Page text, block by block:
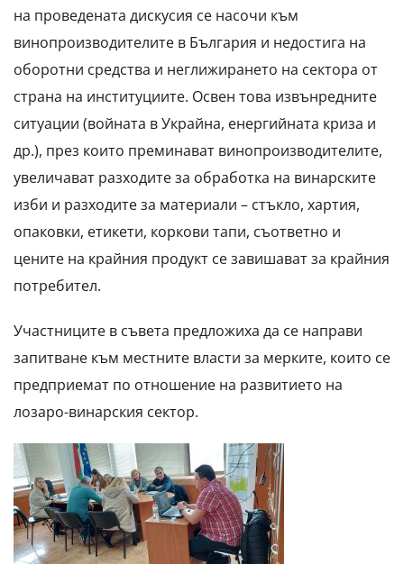
на проведената дискусия се насочи към
винопроизводителите в България и недостига на
оборотни средства и неглижирането на сектора от
страна на институциите. Освен това извънредните
ситуации (войната в Украйна, енергийната криза и
др.), през които преминават винопроизводителите,
увеличават разходите за обработка на винарските
изби и разходите за материали – стъкло, хартия,
опаковки, етикети, коркови тапи, съответно и
цените на крайния продукт се завишават за крайния
потребител.
Участниците в съвета предложиха да се направи
запитване към местните власти за мерките, които се
предприемат по отношение на развитието на
лозаро-винарския сектор.